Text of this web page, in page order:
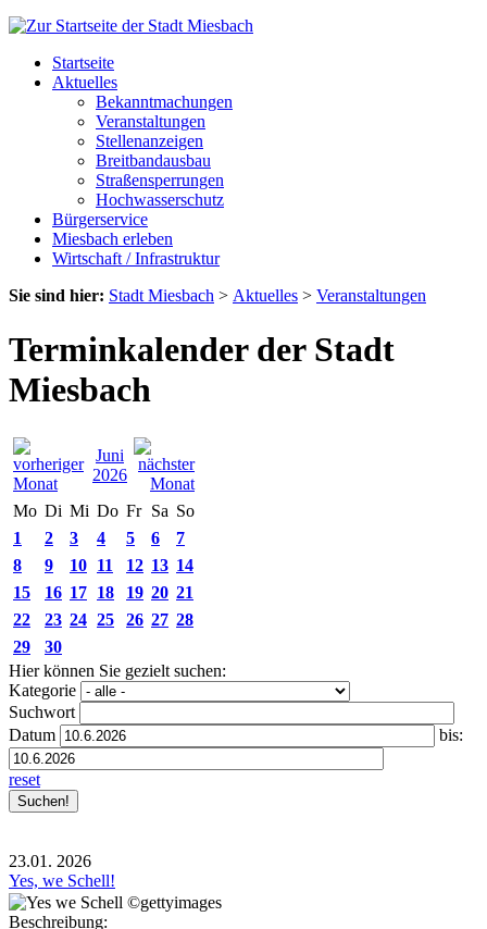
Startseite
Aktuelles
Bekanntmachungen
Veranstaltungen
Stellenanzeigen
Breitbandausbau
Straßensperrungen
Hochwasserschutz
Bürgerservice
Miesbach erleben
Wirtschaft / Infrastruktur
Sie sind hier: Stadt Miesbach > Aktuelles > Veranstaltungen
Terminkalender der Stadt
Miesbach
Juni
2026
Mo Di Mi Do Fr Sa So
1
2 3 4 5 6
7
8
9 10 11 12 13 14
15
16 17 18 19 20 21
22
23 24 25 26 27 28
29
30
Hier können Sie gezielt suchen:
Kategorie
Suchwort
Datum
bis:
reset
23.01. 2026
Yes, we Schell!
Beschreibung: